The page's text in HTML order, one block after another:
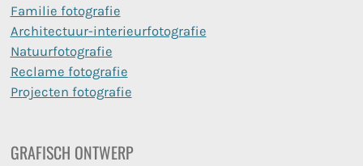
Familie fotografie
Architectuur-interieurfotografie
Natuurfotografie
Reclame fotografie
Projecten fotografie
GRAFISCH ONTWERP